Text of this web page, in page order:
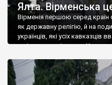
Ялта. Вірменська
Вірменія першою серед країн
як державну релігію, й на
українців, які усіх
є відданими вірянами Христа